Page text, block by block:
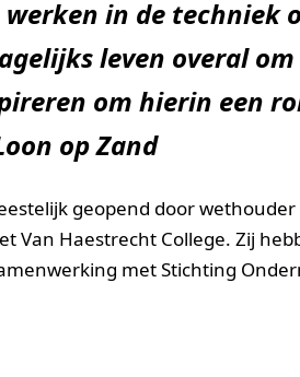
in de techniek
leven overal om
om hierin een
op Zand
geopend door
Van Haestrecht College. Zij
met Stichting